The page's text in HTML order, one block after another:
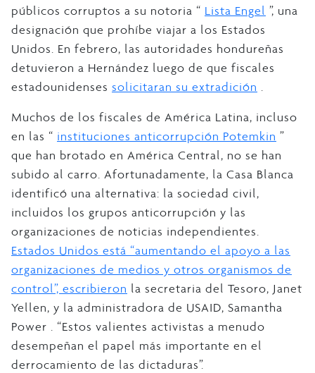
públicos corruptos a su notoria “ Lista Engel ”, una
designación que prohíbe viajar a los Estados
Unidos. En febrero, las autoridades hondureñas
detuvieron a Hernández luego de que fiscales
estadounidenses solicitaran su extradición .
Muchos de los fiscales de América Latina, incluso
en las “ instituciones anticorrupción Potemkin ”
que han brotado en América Central, no se han
subido al carro. Afortunadamente, la Casa Blanca
identificó una alternativa: la sociedad civil,
incluidos los grupos anticorrupción y las
organizaciones de noticias independientes.
Estados Unidos está “aumentando el apoyo a las
organizaciones de medios y otros organismos de
control”, escribieron la secretaria del Tesoro, Janet
Yellen, y la administradora de USAID, Samantha
Power . “Estos valientes activistas a menudo
desempeñan el papel más importante en el
derrocamiento de las dictaduras”.